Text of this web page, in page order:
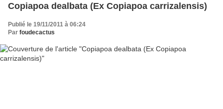
Copiapoa dealbata (Ex Copiapoa carrizalensis)
Publié le 19/11/2011 à 06:24
Par foudecactus